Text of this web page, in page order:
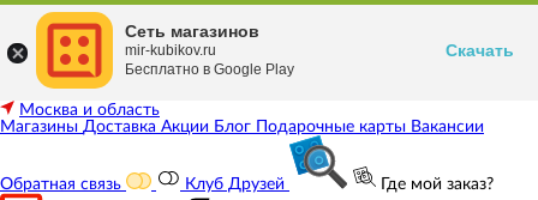
Москва и область
Магазины Доставка Акции Блог Подарочные карты Вакансии
Обратная связь Клуб Друзей Где мой заказ?
Сеть магазинов
mir-kubikov.ru
Бесплатно в Google Play
Скачать